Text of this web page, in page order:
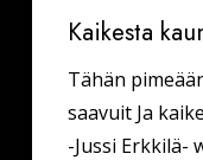
Kaikesta
Tähän
saavuit Ja
-Jussi Erkkilä-